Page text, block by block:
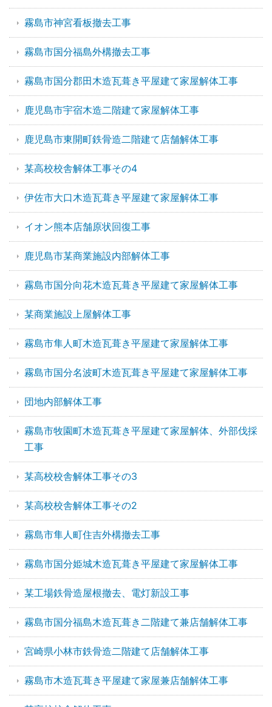
霧島市神宮看板撤去工事
霧島市国分福島外構撤去工事
霧島市国分郡田木造瓦葺き平屋建て家屋解体工事
鹿児島市宇宿木造二階建て家屋解体工事
鹿児島市東開町鉄骨造二階建て店舗解体工事
某高校校舎解体工事その4
伊佐市大口木造瓦葺き平屋建て家屋解体工事
イオン熊本店舗原状回復工事
鹿児島市某商業施設内部解体工事
霧島市国分向花木造瓦葺き平屋建て家屋解体工事
某商業施設上屋解体工事
霧島市隼人町木造瓦葺き平屋建て家屋解体工事
霧島市国分名波町木造瓦葺き平屋建て家屋解体工事
団地内部解体工事
霧島市牧園町木造瓦葺き平屋建て家屋解体、外部伐採
工事
某高校校舎解体工事その3
某高校校舎解体工事その2
霧島市隼人町住吉外構撤去工事
霧島市国分姫城木造瓦葺き平屋建て家屋解体工事
某工場鉄骨造屋根撤去、電灯新設工事
霧島市国分福島木造瓦葺き二階建て兼店舗解体工事
宮崎県小林市鉄骨造二階建て店舗解体工事
霧島市木造瓦葺き平屋建て家屋兼店舗解体工事